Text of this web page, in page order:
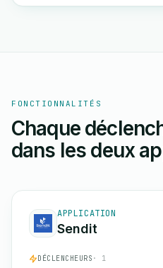
FONCTIONNALITÉS
Chaque
dans les deux
APPLICATION
Sendit
DÉCLENCHEURS · 1